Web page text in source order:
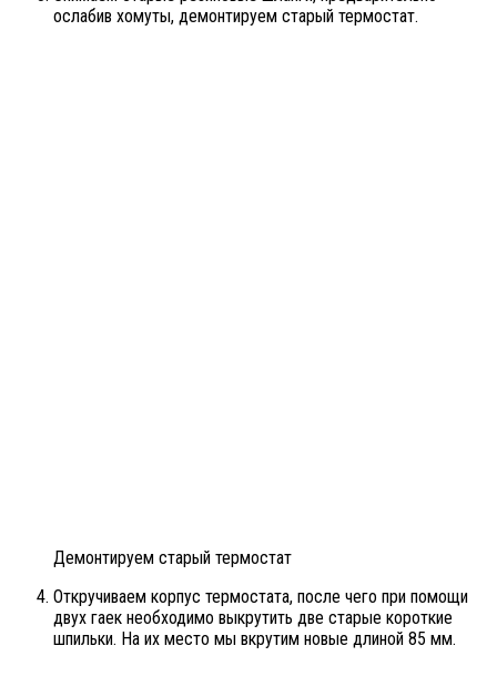
ослабив хомуты, демонтируем старый термостат.
Демонтируем старый термостат
Откручиваем корпус термостата, после чего при помощи
двух гаек необходимо выкрутить две старые короткие
шпильки. На их место мы вкрутим новые длиной 85 мм.